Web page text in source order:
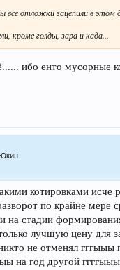
все отложки зацепили в этом
кроме голды, зара и када...
ибо енто мусорные
котировками исче
по крайне мере
на стадии
лучшую цену для
не отменял гггыыы
на год другой